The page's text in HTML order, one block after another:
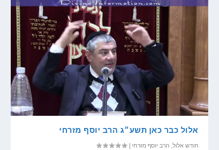
אלול כבר כאן תשע״ג הרב יוסף מזרחי
חודש אלול, הרב יוסף מזרחי |